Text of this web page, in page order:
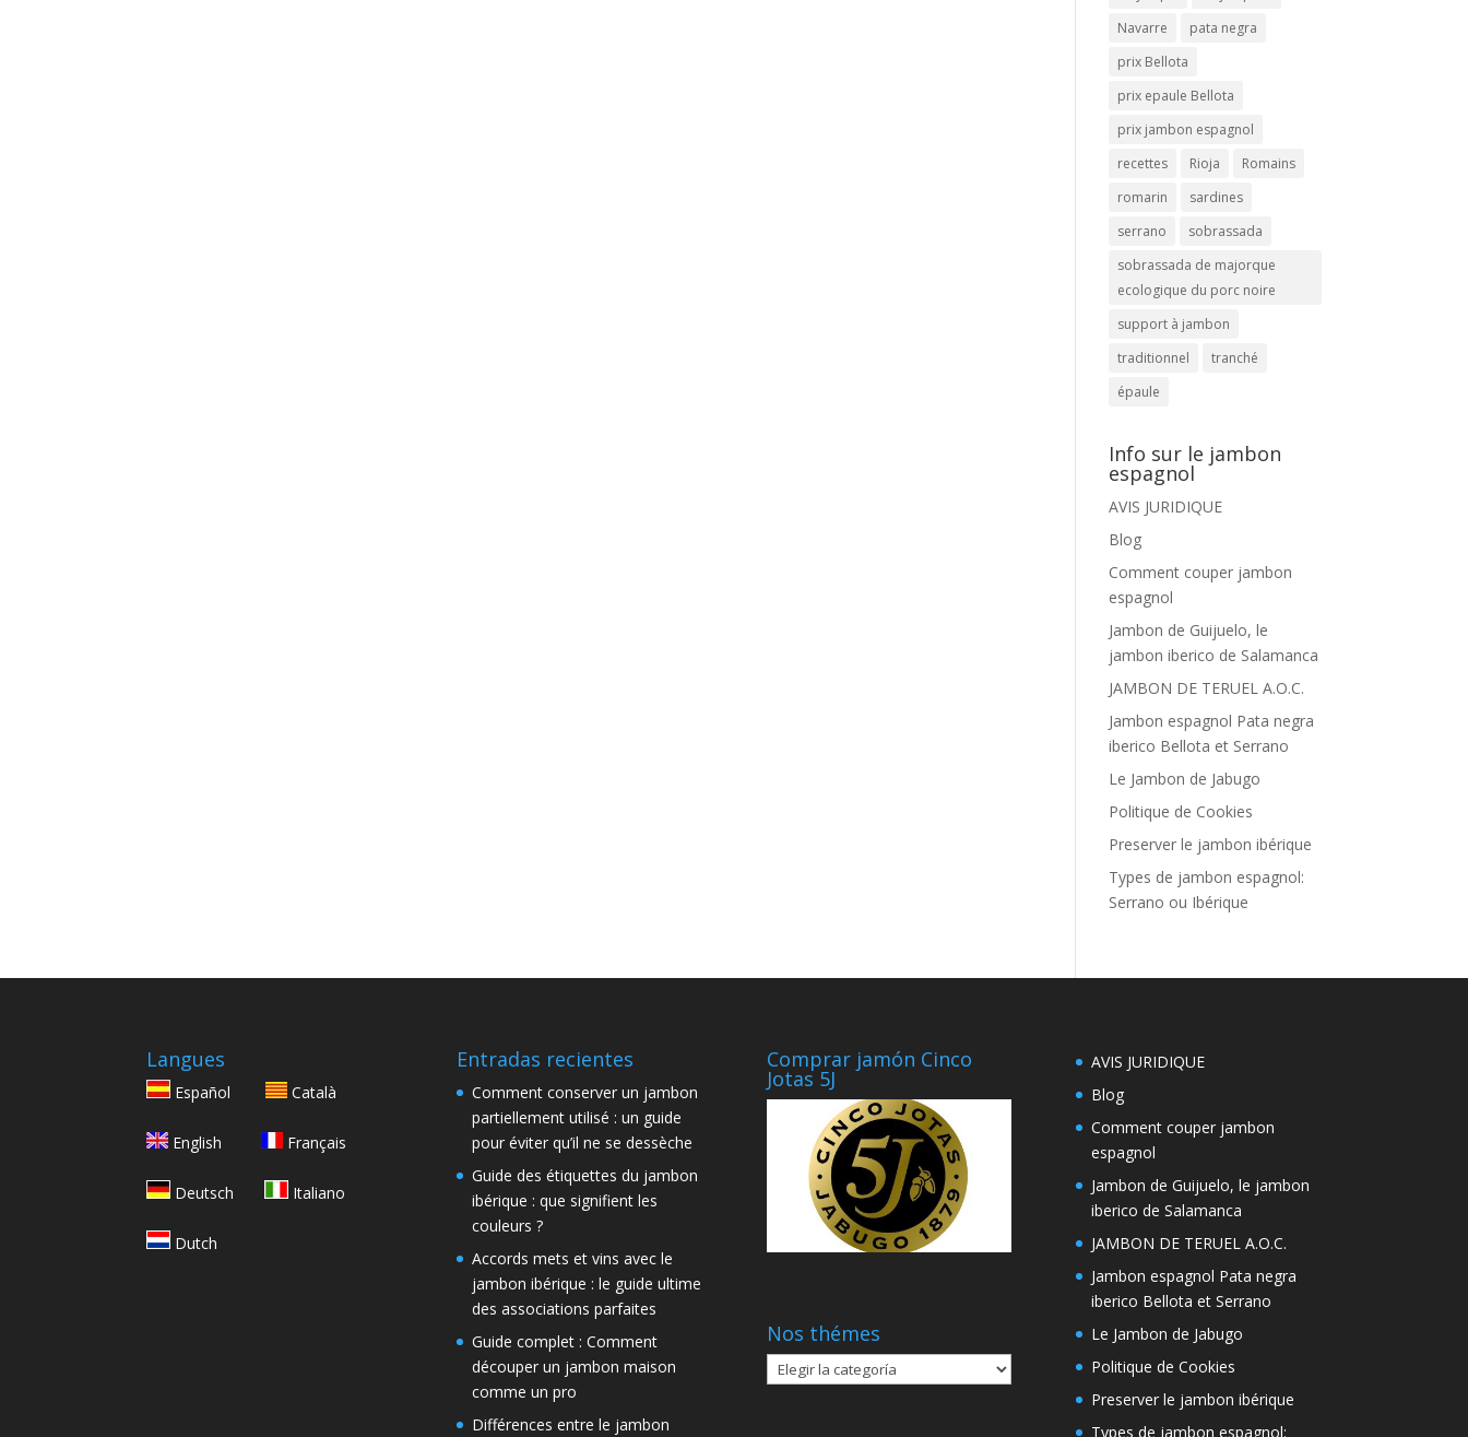
Navarre
pata negra
prix Bellota
prix epaule Bellota
prix jambon espagnol
recettes
Rioja
Romains
romarin
sardines
serrano
sobrassada
sobrassada de majorque
ecologique du porc noire
support à jambon
traditionnel
tranché
épaule
Info sur le jambon
espagnol
AVIS JURIDIQUE
Blog
Comment couper jambon
espagnol
Jambon de Guijuelo, le
jambon iberico de Salamanca
JAMBON DE TERUEL A.O.C.
Jambon espagnol Pata negra
iberico Bellota et Serrano
Le Jambon de Jabugo
Politique de Cookies
Preserver le jambon ibérique
Types de jambon espagnol:
Serrano ou Ibérique
Langues
Español Català
English Français
Deutsch Italiano
Dutch
Entradas recientes
Comment conserver un jambon
partiellement utilisé : un guide
pour éviter qu’il ne se dessèche
Guide des étiquettes du jambon
ibérique : que signifient les
couleurs ?
Accords mets et vins avec le
jambon ibérique : le guide ultime
des associations parfaites
Guide complet : Comment
découper un jambon maison
comme un pro
Différences entre le jambon
Comprar jamón Cinco
Jotas 5J
Nos thémes
Nos
thémes
AVIS JURIDIQUE
Blog
Comment couper jambon
espagnol
Jambon de Guijuelo, le jambon
iberico de Salamanca
JAMBON DE TERUEL A.O.C.
Jambon espagnol Pata negra
iberico Bellota et Serrano
Le Jambon de Jabugo
Politique de Cookies
Preserver le jambon ibérique
Types de jambon espagnol: